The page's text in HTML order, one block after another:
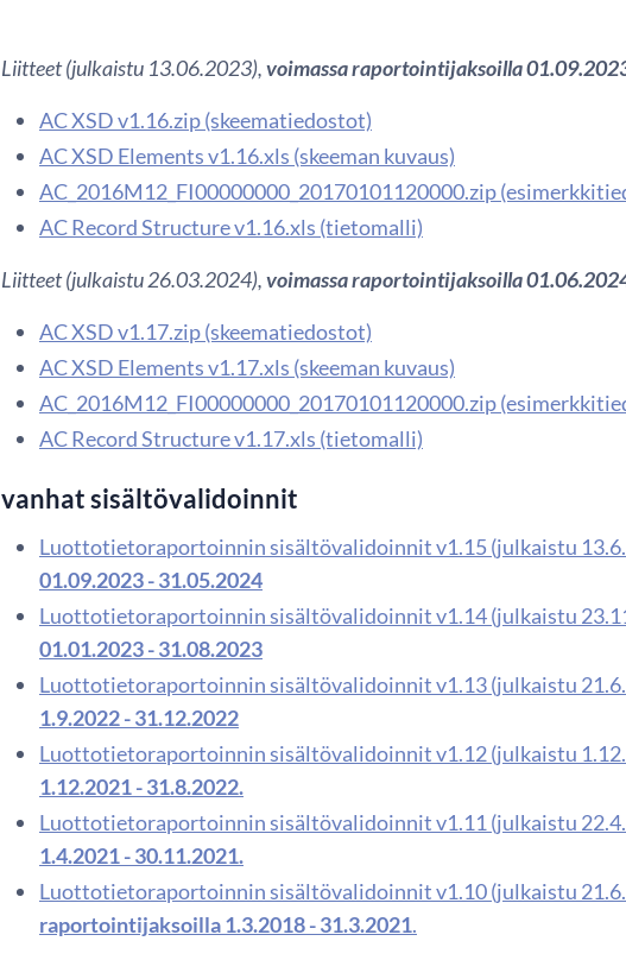
Liitteet (julkaistu 13.06.2023),voimassa raportointijaksoilla
AC XSD v1.16.zip (skeematiedostot)
AC XSD Elements v1.16.xls (skeeman kuvaus)
AC_2016M12_FI00000000_20170101120000.zip
AC Record Structure v1.16.xls (tietomalli)
Liitteet (julkaistu 26.03.2024),voimassa raportointijaksoilla
AC XSD v1.17.zip (skeematiedostot)
AC XSD Elements v1.17.xls (skeeman kuvaus)
AC_2016M12_FI00000000_20170101120000.zip
AC Record Structure v1.17.xls (tietomalli)
vanhat sisältövalidoinnit
Luottotietoraportoinnin sisältövalidoinnit v1.15 (julkaistu
01.09.2023 - 31.05.2024
Luottotietoraportoinnin sisältövalidoinnit v1.14 (julkaistu
01.01.2023 - 31.08.2023
Luottotietoraportoinnin sisältövalidoinnit v1.13 (julkaistu
1.9.2022 - 31.12.2022
Luottotietoraportoinnin sisältövalidoinnit v1.12 (julkaistu
1.12.2021 - 31.8.2022.
Luottotietoraportoinnin sisältövalidoinnit v1.11 (julkaistu
1.4.2021 - 30.11.2021.
Luottotietoraportoinnin sisältövalidoinnit v1.10 (julkaistu
raportointijaksoilla 1.3.2018 - 31.3.2021.